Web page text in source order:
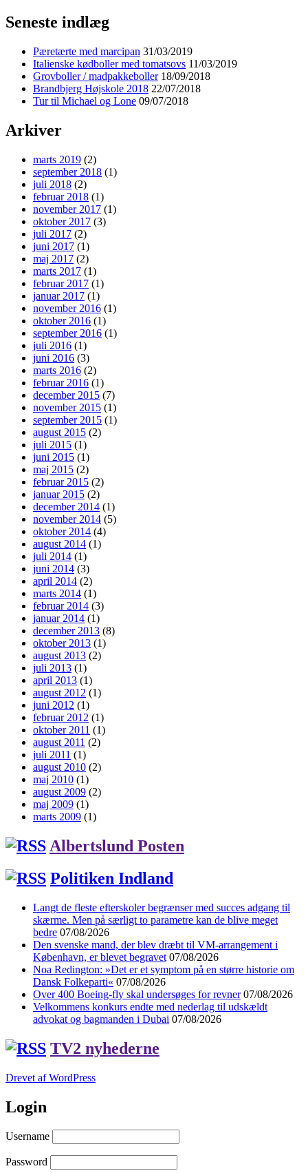
Seneste indlæg
Pæretærte med marcipan 31/03/2019
Italienske kødboller med tomatsovs 11/03/2019
Grovboller / madpakkeboller 18/09/2018
Brandbjerg Højskole 2018 22/07/2018
Tur til Michael og Lone 09/07/2018
Arkiver
marts 2019 (2)
september 2018 (1)
juli 2018 (2)
februar 2018 (1)
november 2017 (1)
oktober 2017 (3)
juli 2017 (2)
juni 2017 (1)
maj 2017 (2)
marts 2017 (1)
februar 2017 (1)
januar 2017 (1)
november 2016 (1)
oktober 2016 (1)
september 2016 (1)
juli 2016 (1)
juni 2016 (3)
marts 2016 (2)
februar 2016 (1)
december 2015 (7)
november 2015 (1)
september 2015 (1)
august 2015 (2)
juli 2015 (1)
juni 2015 (1)
maj 2015 (2)
februar 2015 (2)
januar 2015 (2)
december 2014 (1)
november 2014 (5)
oktober 2014 (4)
august 2014 (1)
juli 2014 (1)
juni 2014 (3)
april 2014 (2)
marts 2014 (1)
februar 2014 (3)
januar 2014 (1)
december 2013 (8)
oktober 2013 (1)
august 2013 (2)
juli 2013 (1)
april 2013 (1)
august 2012 (1)
juni 2012 (1)
februar 2012 (1)
oktober 2011 (1)
august 2011 (2)
juli 2011 (1)
august 2010 (2)
maj 2010 (1)
august 2009 (2)
maj 2009 (1)
marts 2009 (1)
Albertslund Posten
Politiken Indland
Langt de fleste efterskoler begrænser med succes adgang til
skærme. Men på særligt to parametre kan de blive meget
bedre 07/08/2026
Den svenske mand, der blev dræbt til VM-arrangement i
København, er blevet begravet 07/08/2026
Noa Redington: »Det er et symptom på en større historie om
Dansk Folkeparti« 07/08/2026
Over 400 Boeing-fly skal undersøges for revner 07/08/2026
Velkommens konkurs endte med nederlag til udskældt
advokat og bagmanden i Dubai 07/08/2026
TV2 nyhederne
Drevet af WordPress
Login
Username
Password